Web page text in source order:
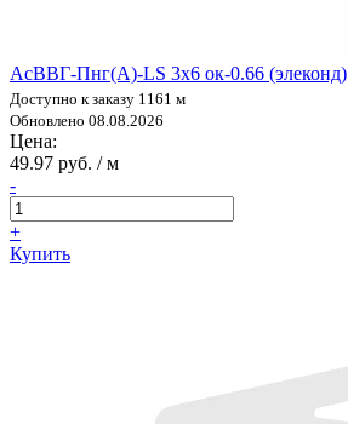
АсВВГ-Пнг(А)-LS 3х6 ок-0.66 (элеконд)
Доступно к заказу 1161 м
Обновлено 08.08.2026
Цена:
49.97 руб. / м
-
+
Купить